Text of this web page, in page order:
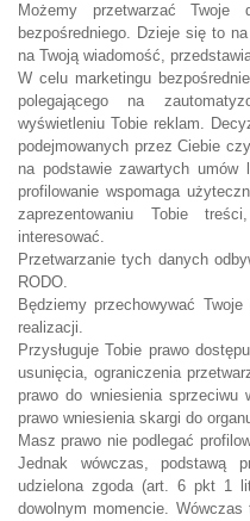
Możemy przetwarzać
bezpośredniego. Dzieje się to
na Twoją wiadomość,
W celu marketingu
polegającego na
wyświetleniu Tobie reklam.
podejmowanych przez Ciebie
na podstawie zawartych umów
profilowanie wspomaga
zaprezentowaniu Tobie
interesować.
Przetwarzanie tych danych
RODO.
Będziemy przechowywać
realizacji.
Przysługuje Tobie prawo
usunięcia, ograniczenia
prawo do wniesienia sprzeciwu
prawo wniesienia skargi do
Masz prawo nie podlegać
Jednak wówczas, podstawą
udzielona zgoda (art. 6 pkt 1
dowolnym momencie.